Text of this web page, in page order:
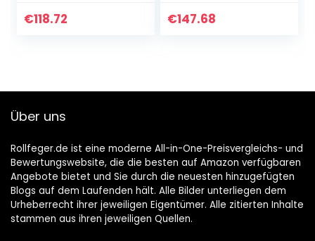
Air Watt,
€118.72
Außenbereich, 30
€147.68
Über uns
Rollfeger.de ist eine moderne All-in-One-Preisvergleichs- und
Bewertungswebsite, die die besten auf Amazon verfügbaren
Angebote bietet und Sie durch die neuesten hinzugefügten
Blogs auf dem Laufenden hält. Alle Bilder unterliegen dem
Urheberrecht ihrer jeweiligen Eigentümer. Alle zitierten Inhalte
stammen aus ihren jeweiligen Quellen.